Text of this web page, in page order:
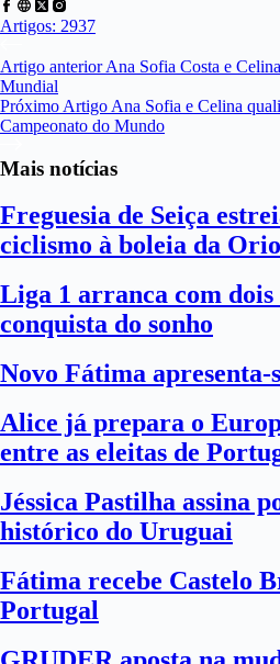
Artigos: 2937
Artigo anteriorAna Sofia Costa e
Mundial
Próximo Artigo Ana Sofia e Celina
Campeonato do Mundo
Mais notícias
Freguesia de Seiça
ciclismo à boleia da
Liga 1 arranca com dois
conquista do sonho
Novo Fátima apresenta-
Alice já prepara o
entre as eleitas de
Jéssica Pastilha assina
histórico do Uruguai
Fátima recebe Castelo
Portugal